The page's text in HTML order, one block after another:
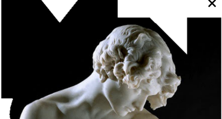
intemporal e profundamente atual.
Concebido em Roma, em 1872, e inspirado no poema
, de Alexandre Herculano,O Desterrado
transcende a representação individual para assumir uma
dimensão universal, tornando-se uma poderosa imagem da
saudade, da solidão e da nostalgia de um lugar – físico ou